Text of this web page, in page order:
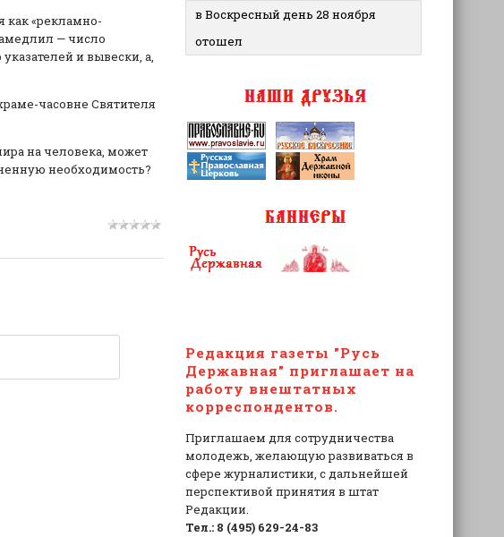
как «рекламно-
— число
и вывески, а,
часовне Святителя
на человека, может
необходимость?
в Воскресный день 28 ноября
отошел
Редакция газеты "Русь
Державная" приглашает на
работу внештатных
корреспондентов.
Приглашаем для сотрудничества
молодежь, желающую развиваться в
сфере журналистики, с дальнейшей
перспективой принятия в штат
Редакции.
Тел.: 8 (495) 629-24-83